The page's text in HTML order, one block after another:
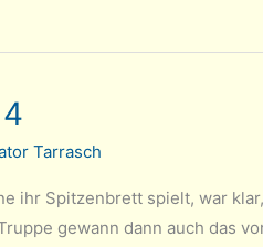
Tarrasch
ihr Spitzenbrett spielt, war
gewann dann auch das